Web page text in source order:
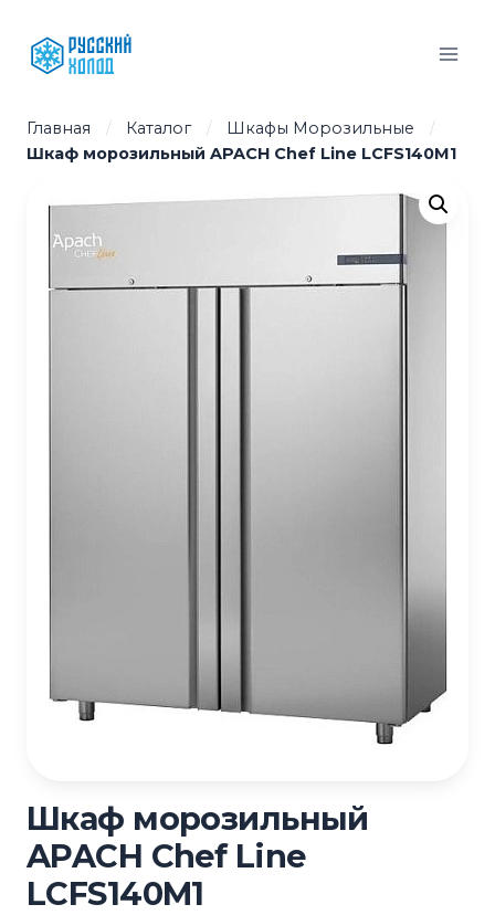
содержимому
Главная / Каталог / Шкафы Морозильные
/
Шкаф морозильный APACH Chef Line LCFS140M1
Шкаф морозильный
APACH Chef Line
LCFS140M1